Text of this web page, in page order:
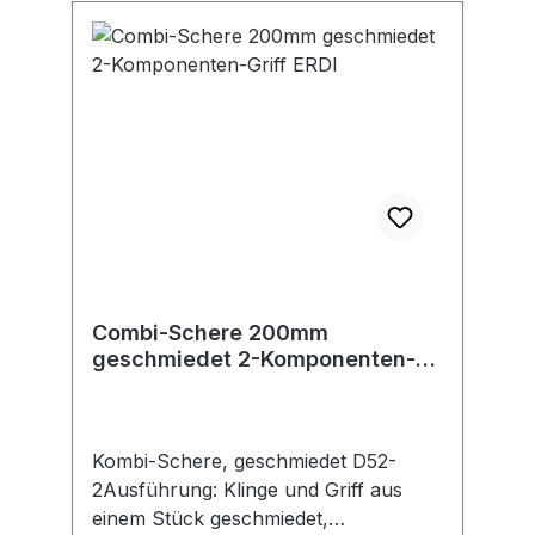
Combi-Schere 200mm
geschmiedet 2-Komponenten-
Kombi-Schere, geschmiedet D52-
2Ausführung: Klinge und Griff aus
einem Stück geschmiedet,